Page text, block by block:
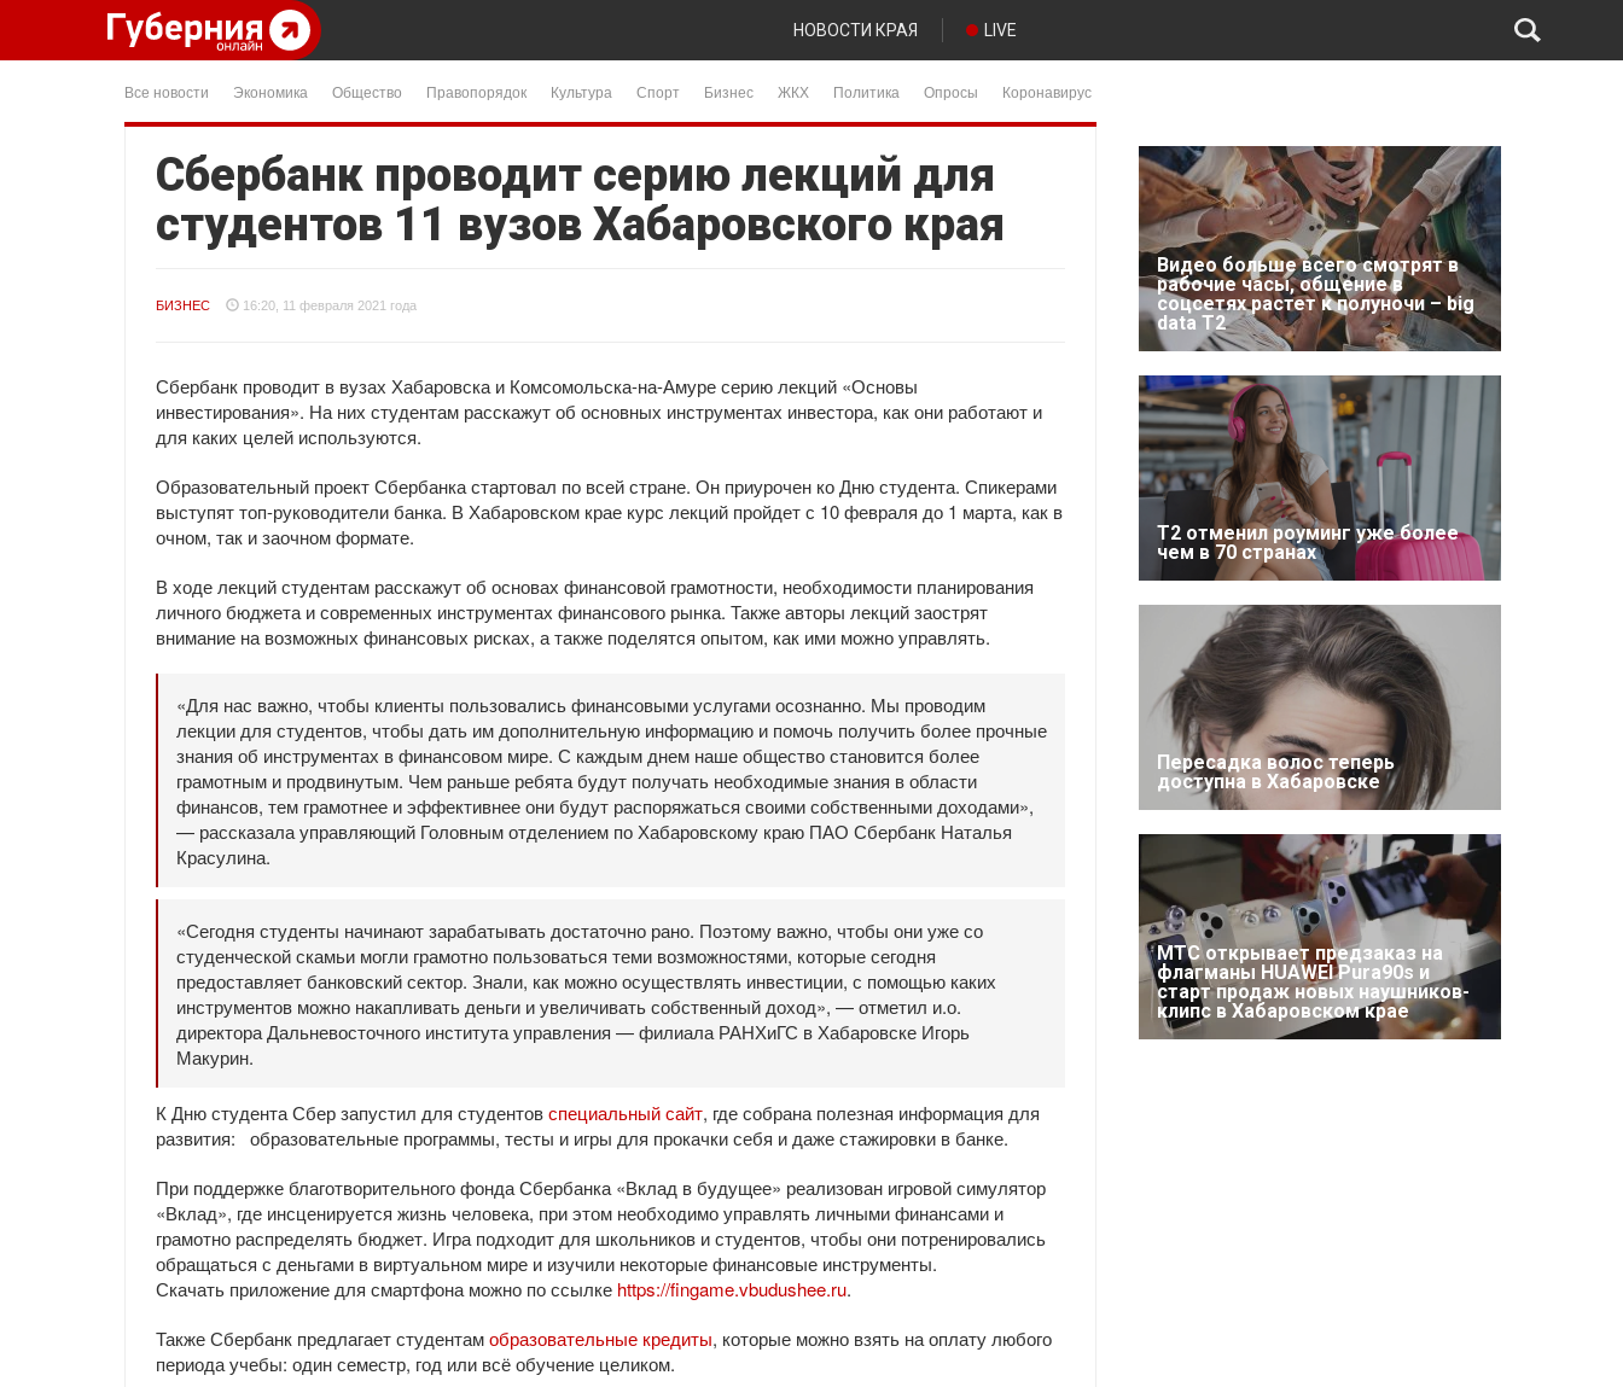
НОВОСТИ КРАЯ LIVE
Все новости Экономика Общество Правопорядок Культура Спорт Бизнес ЖКХ Политика Опросы Коронавирус
Сбербанк проводит серию лекций для
студентов 11 вузов Хабаровского края
БИЗНЕС 16:20, 11 февраля 2021 года
Сбербанк проводит в вузах Хабаровска и Комсомольска-на-Амуре серию лекций «Основы
инвестирования». На них студентам расскажут об основных инструментах инвестора, как они работают и
для каких целей используются.
Образовательный проект Сбербанка стартовал по всей стране. Он приурочен ко Дню студента. Спикерами
выступят топ-руководители банка. В Хабаровском крае курс лекций пройдет с 10 февраля до 1 марта, как в
очном, так и заочном формате.
В ходе лекций студентам расскажут об основах финансовой грамотности, необходимости планирования
личного бюджета и современных инструментах финансового рынка. Также авторы лекций заострят
внимание на возможных финансовых рисках, а также поделятся опытом, как ими можно управлять.
«Для нас важно, чтобы клиенты пользовались финансовыми услугами осознанно. Мы проводим
лекции для студентов, чтобы дать им дополнительную информацию и помочь получить более прочные
знания об инструментах в финансовом мире. С каждым днем наше общество становится более
грамотным и продвинутым. Чем раньше ребята будут получать необходимые знания в области
финансов, тем грамотнее и эффективнее они будут распоряжаться своими собственными доходами»,
— рассказала управляющий Головным отделением по Хабаровскому краю ПАО Сбербанк Наталья
Красулина.
«Сегодня студенты начинают зарабатывать достаточно рано. Поэтому важно, чтобы они уже со
студенческой скамьи могли грамотно пользоваться теми возможностями, которые сегодня
предоставляет банковский сектор. Знали, как можно осуществлять инвестиции, с помощью каких
инструментов можно накапливать деньги и увеличивать собственный доход», — отметил и.о.
директора Дальневосточного института управления — филиала РАНХиГС в Хабаровске Игорь
Макурин.
К Дню студента Сбер запустил для студентовспециальный сайт, где собрана полезная информация для
развития: образовательные программы, тесты и игры для прокачки себя и даже стажировки в банке.
При поддержке благотворительного фонда Сбербанка «Вклад в будущее» реализован игровой симулятор
«Вклад», где инсценируется жизнь человека, при этом необходимо управлять личными финансами и
грамотно распределять бюджет. Игра подходит для школьников и студентов, чтобы они потренировались
обращаться с деньгами в виртуальном мире и изучили некоторые финансовые инструменты.
Скачать приложение для смартфона можно по ссылке https://fingame.vbudushee.ru.
Также Сбербанк предлагает студентамобразовательные кредиты, которые можно взять на оплату любого
периода учебы: один семестр, год или всё обучение целиком.
Видео больше всего смотрят в
рабочие часы, общение в
соцсетях растет к полуночи – big
data T2
Т2 отменил роуминг уже более
чем в 70 странах
Пересадка волос теперь
доступна в Хабаровске
МТС открывает предзаказ на
флагманы HUAWEI Pura90s и
старт продаж новых наушников-
клипс в Хабаровском крае